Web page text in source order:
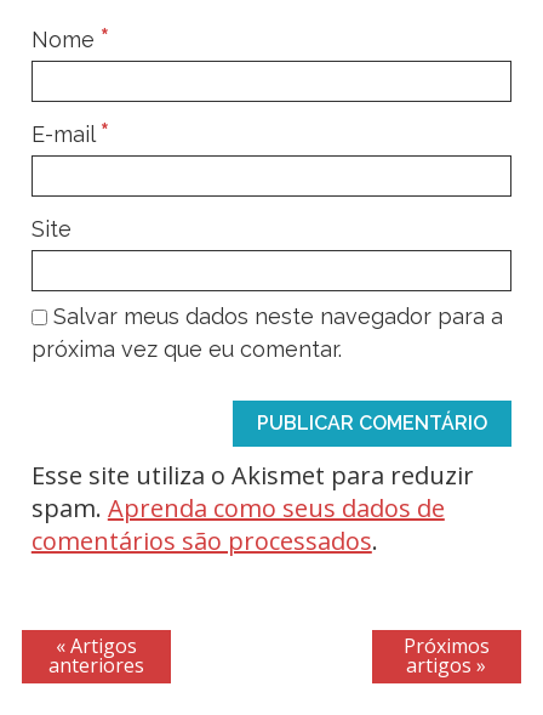
Nome *
E-mail *
Site
Salvar meus dados neste navegador para a
próxima vez que eu comentar.
Esse site utiliza o Akismet para reduzir
spam. Aprenda como seus dados de
comentários são processados.
« Artigos
anteriores
Próximos
artigos »